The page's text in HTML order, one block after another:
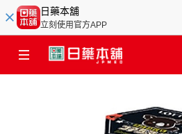
日藥本舖
立刻使用官方APP